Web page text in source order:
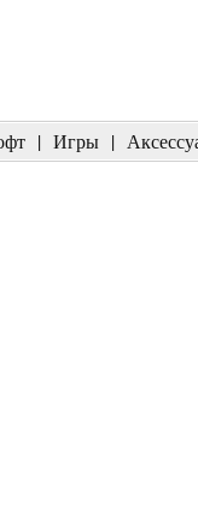
| Игры |